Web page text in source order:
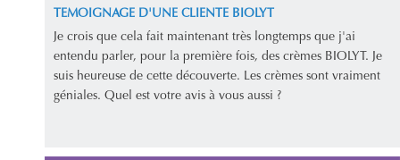
TEMOIGNAGE D'UNE CLIENTE BIOLYT
Je crois que cela fait maintenant très longtemps que j'ai
entendu parler, pour la première fois, des crèmes BIOLYT. Je
suis heureuse de cette découverte. Les crèmes sont vraiment
géniales. Quel est votre avis à vous aussi ?